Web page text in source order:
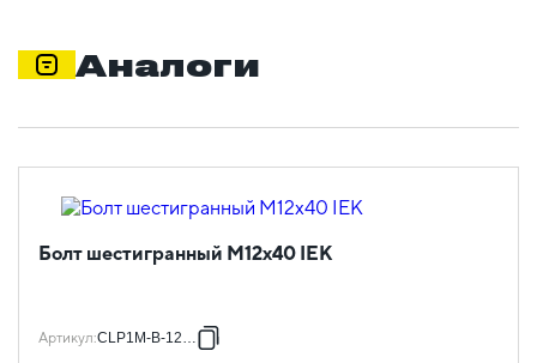
Аналоги
Болт шестигранный М12х40 IEK
Артикул:CLP1M-B-12-40